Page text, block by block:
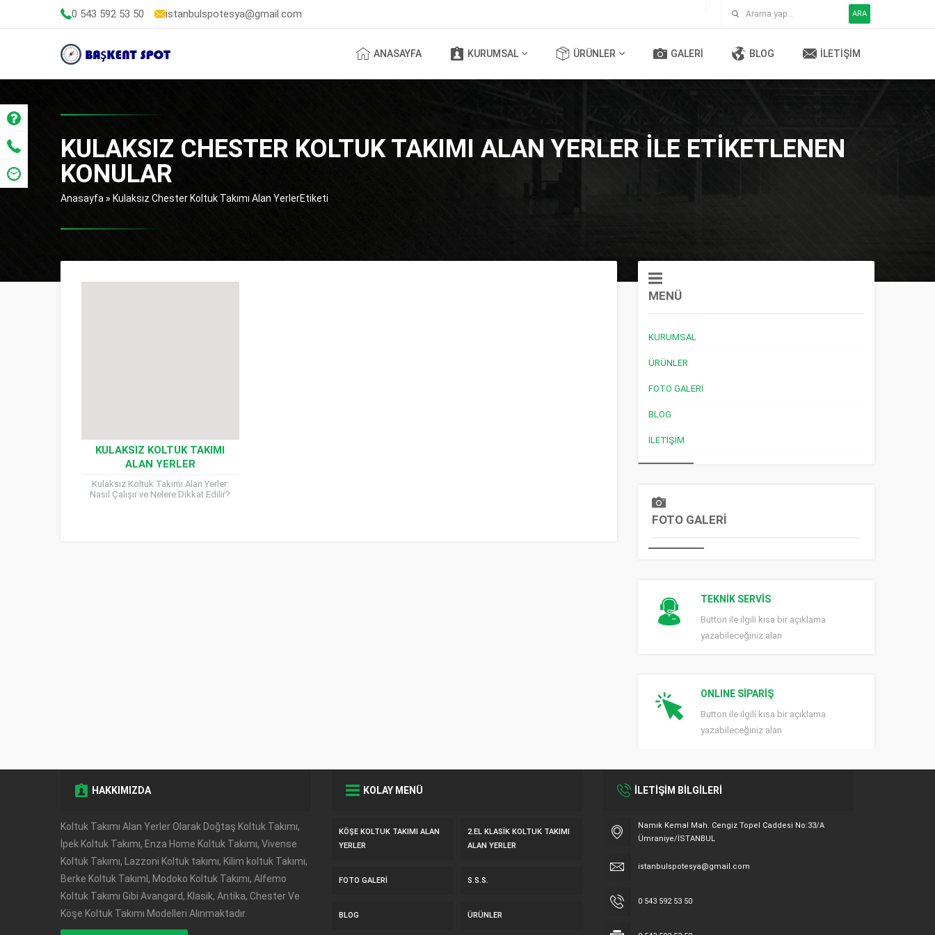
0 543 592 53 50 istanbulspotesya@gmail.com ARA
ANASAYFA KURUMSAL ÜRÜNLER GALERI BLOG İLETIŞIM
KULAKSIZ CHESTER KOLTUK TAKIMI ALAN YERLER ILE ETIKETLENEN
KONULAR
Anasayfa » Kulaksız Chester Koltuk Takımı Alan YerlerEtiketi
KULAKSIZ KOLTUK TAKIMI
ALAN YERLER
Kulaksız Koltuk Takımı Alan Yerler:
Nasıl Çalışır ve Nelere Dikkat Edilir?
MENÜ
KURUMSAL
ÜRÜNLER
FOTO GALERI
BLOG
İLETIŞIM
FOTO GALERİ
TEKNİK SERVİS
Button ile ilgili kısa bir açıklama
yazabileceğiniz alan
ONLINE SİPARİŞ
Button ile ilgili kısa bir açıklama
yazabileceğiniz alan
HAKKIMIZDA
Koltuk Takımı Alan Yerler Olarak Doğtaş Koltuk Takımı,
İpek Koltuk Takımı, Enza Home Koltuk Takımı, Vivense
Koltuk Takımı, Lazzoni Koltuk takımı, Kilim koltuk Takımı,
Berke Koltuk TakımI, Modoko Koltuk Takımı, Alfemo
Koltuk Takımı Gibi Avangard, Klasik, Antika, Chester Ve
Köşe Koltuk Takımı Modelleri Alınmaktadır.
KOLAY MENÜ
KÖŞE KOLTUK TAKIMI ALAN
YERLER
2.EL KLASIK KOLTUK TAKIMI
ALAN YERLER
FOTO GALERI S.S.S.
BLOG ÜRÜNLER
İLETİŞİM BİLGİLERİ
Namık Kemal Mah. Cengiz Topel Caddesi No:33/A
Ümraniye/İSTANBUL
istanbulspotesya@gmail.com
0 543 592 53 50
Müşteri Temsilcisi